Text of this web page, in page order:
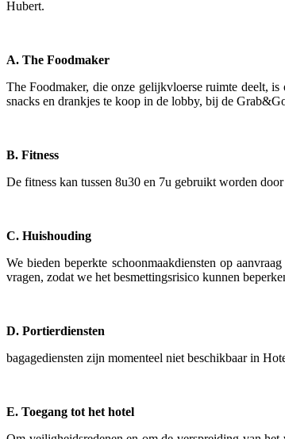
Hubert.
A. The Foodmaker
The Foodmaker, die onze gelijkvloerse ruimte deelt,
snacks en drankjes te koop in de lobby, bij de
B. Fitness
De fitness kan tussen 8u30 en 7u gebruikt worden
C. Huishouding
We bieden beperkte schoonmaakdiensten op
vragen, zodat we het besmettingsrisico kunnen
D. Portierdiensten
bagagediensten zijn momenteel niet beschikbaar in
E. Toegang tot het hotel